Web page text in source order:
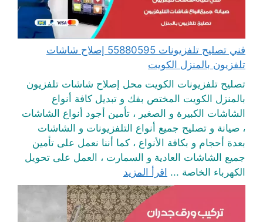
فني تصليح تلفزيونات 55880595 إصلاح شاشات
تلفزيون بالمنزل الكويت
تصليح تلفزيونات الكويت محل إصلاح شاشات تلفزيون
بالمنزل الكويت المختص بفك و تبديل كافة أنواع
الشاشات الكبيرة و الصغير ، تأمين أجود أنواع الشاشات
، صيانة و تصليح جميع أنواع التلفزيونات و الشاشات
بعدة أحجام و بكافة الأنواع ، كما أننا نعمل على تأمين
جميع الشاشات العادية و السمارت ، العمل على تحويل
الكهرباء الخاصة ... اقرأ المزيد